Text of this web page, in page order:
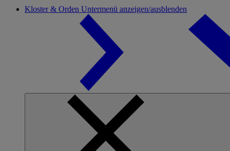
Kloster & Orden Untermenü anzeigen/ausblenden